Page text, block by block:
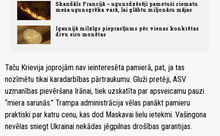
Skandāls Francijā – ugunsdzēsēji pametuši ciematu
meža ugunsgrēka varā, lai glābtu miljonāru mājas
Igaunijā milzīgs pieprasījums pēc vienas konkrētas
divu eiro monētas
Taču Krievija joprojām nav ieinteresēta pamierā, pat, ja tas
nozīmētu tikai karadarbības pārtraukumu. Gluži pretēji, ASV
uzmanības pievēršana Irānai, tiek uzskatīta par apsveicamu pauzi
“miera sarunās.” Trampa administrācija vēlas panākt pamieru
praktiski par katru cenu, kas dod Maskavai lielu ietekmi. Vašingona
nevēlas sniegt Ukrainai nekādas jēgpilnas drošības garantijas.